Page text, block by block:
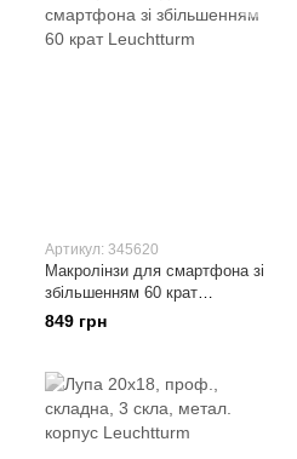
Артикул: 345620
Макролінзи для смартфона зі
збільшенням 60 крат
Leuchtturm
849 грн